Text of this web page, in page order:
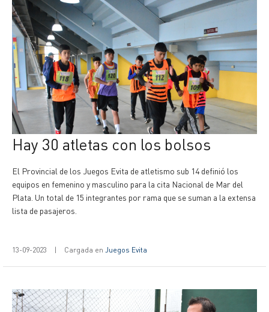
Hay 30 atletas con los bolsos
El Provincial de los Juegos Evita de atletismo sub 14 definió los
equipos en femenino y masculino para la cita Nacional de Mar del
Plata. Un total de 15 integrantes por rama que se suman a la extensa
lista de pasajeros.
13-09-2023 | Cargada en Juegos Evita